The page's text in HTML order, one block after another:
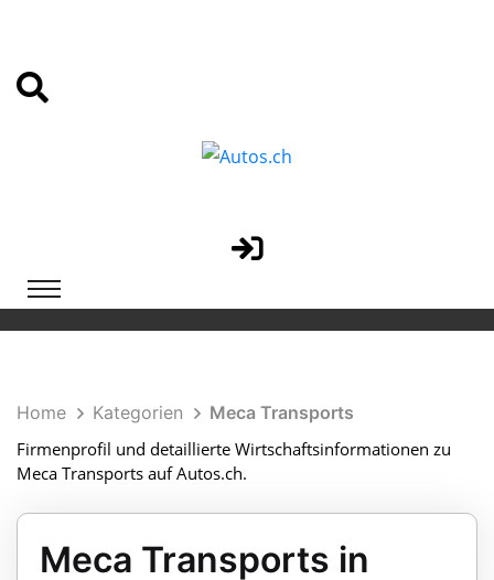
Home Kategorien
Meca Transports
Firmenprofil und detaillierte Wirtschaftsinformationen zu
Meca Transports auf Autos.ch.
Meca Transports in